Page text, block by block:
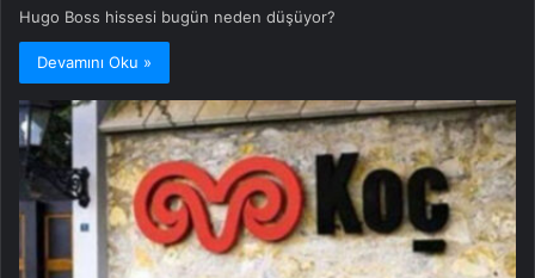
Hugo Boss hissesi bugün neden düşüyor?
Devamını Oku »